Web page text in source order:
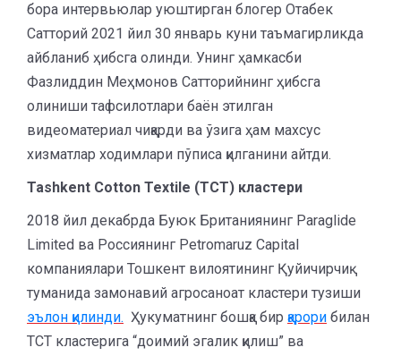
бора интервьюлар уюштирган блогер Отабек
Сатторий 2021 йил 30 январь куни таъмагирликда
айбланиб ҳибсга олинди. Унинг ҳамкасби
Фазлиддин Меҳмонов Сатторийнинг ҳибсга
олиниши тафсилотлари баён этилган
видеоматериал чиқарди ва ўзига ҳам махсус
хизматлар ходимлари пўписа қилганини айтди.
Tashkent Cotton Textile (TCT) кластери
2018 йил декабрда Буюк Британиянинг Paraglide
Limited ва Россиянинг Petromaruz Capital
компаниялари Тошкент вилоятининг Қуйичирчиқ
туманида замонавий агросаноат кластери тузиши
эълон қилинди. Ҳукуматнинг бошқа бир қарори билан
TCT кластерига “доимий эгалик қилиш” ва